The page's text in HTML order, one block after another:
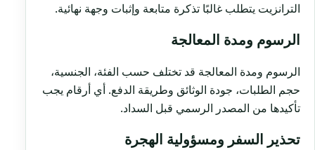
الترانزيت يتطلب غالبًا تذكرة متابعة وإثبات وجهة نهائية.
الرسوم ومدة المعالجة
الرسوم ومدة المعالجة قد تختلف حسب الفئة، الجنسية،
حجم الطلبات، جودة الوثائق وطريقة الدفع. أي أرقام يجب
تأكيدها من المصدر الرسمي قبل السداد.
تحذير السفر ومسؤولية الهجرة